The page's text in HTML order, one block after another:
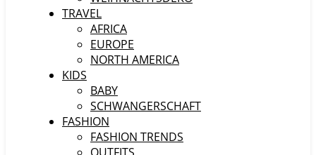
TRAVEL
AFRICA
EUROPE
NORTH AMERICA
KIDS
BABY
SCHWANGERSCHAFT
FASHION
FASHION TRENDS